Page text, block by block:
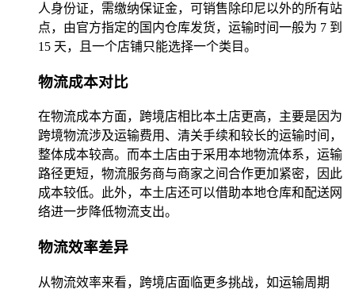
人身份证，需缴纳保证金，可销售除印尼以外的所有站
点，由官方指定的国内仓库发货，运输时间一般为 7 到
15 天，且一个店铺只能选择一个类目。
物流成本对比
在物流成本方面，跨境店相比本土店更高，主要是因为
跨境物流涉及运输费用、清关手续和较长的运输时间，
整体成本较高。而本土店由于采用本地物流体系，运输
路径更短，物流服务商与商家之间合作更加紧密，因此
成本较低。此外，本土店还可以借助本地仓库和配送网
络进一步降低物流支出。
物流效率差异
从物流效率来看，跨境店面临更多挑战，如运输周期